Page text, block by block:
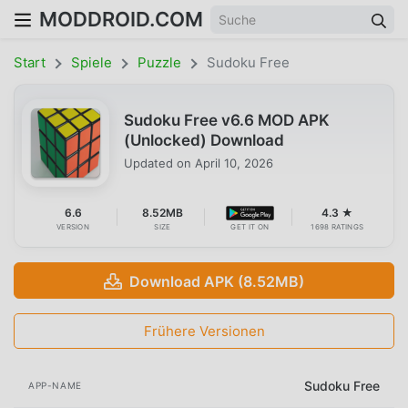
MODDROID.COM
Start Spiele Puzzle Sudoku Free
Sudoku Free v6.6 MOD APK
(Unlocked) Download
Updated on April 10, 2026
6.6
VERSION
8.52MB
SIZE GET IT ON
4.3 ★
1698 RATINGS
Download APK (8.52MB)
Frühere Versionen
APP-NAME Sudoku Free